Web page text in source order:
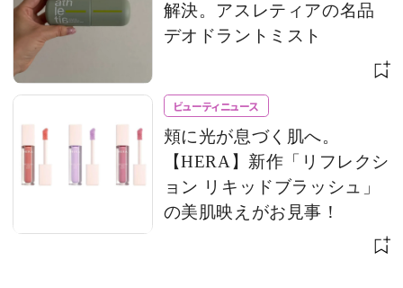
解決。アスレティアの名品
デオドラントミスト
ビューティニュース
頬に光が息づく肌へ。
【HERA】新作「リフレクシ
ョン リキッドブラッシュ」
の美肌映えがお見事！